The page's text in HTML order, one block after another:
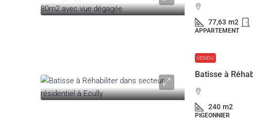
77,63 m2
APPARTEMENT
VENDU
240 m2
PIGEONNIER